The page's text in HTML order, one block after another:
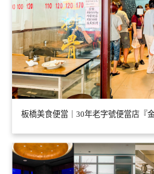
板橋美食便當｜30年老字號便當店『